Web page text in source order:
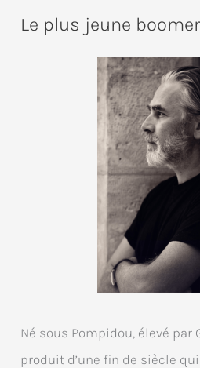
Le plus jeune
Né sous Pompidou, élevé par
produit d’une fin de siècle